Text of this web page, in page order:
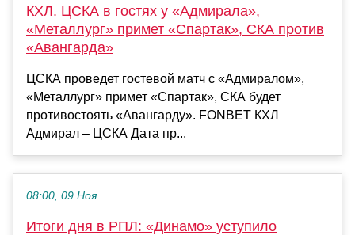
КХЛ. ЦСКА в гостях у «Адмирала»,
«Металлург» примет «Спартак», СКА против
«Авангарда»
ЦСКА проведет гостевой матч с «Адмиралом»,
«Металлург» примет «Спартак», СКА будет
противостоять «Авангарду». FONBET КХЛ
Адмирал – ЦСКА Дата пр...
08:00, 09 Ноя
Итоги дня в РПЛ: «Динамо» уступило